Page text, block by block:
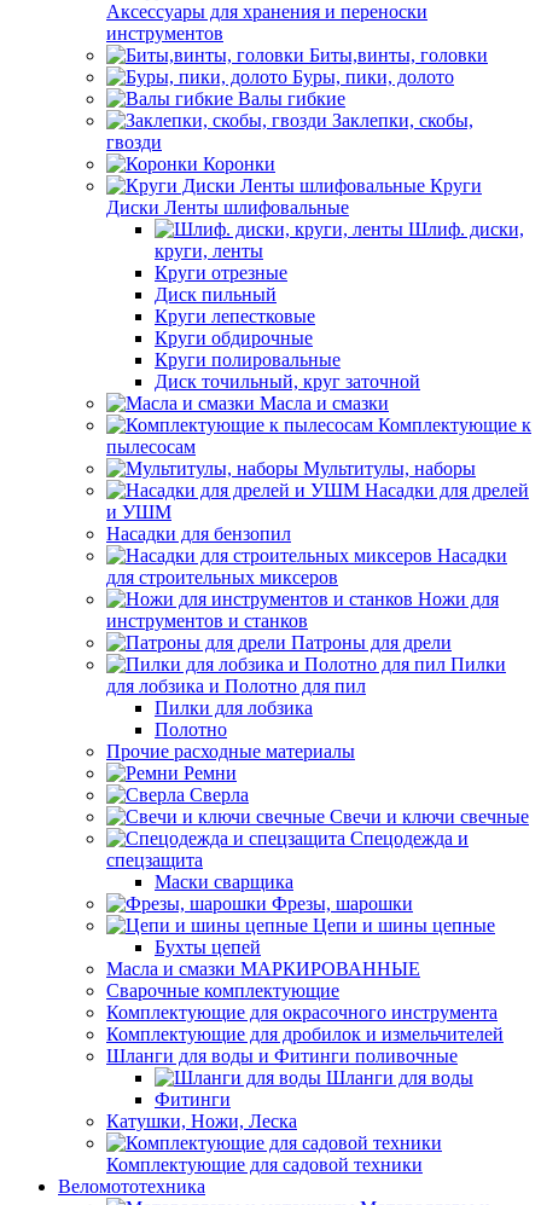
Аксессуары для хранения и переноски
инструментов
Биты,винты, головки
Буры, пики, долото
Валы гибкие
Заклепки, скобы,
гвозди
Коронки
Круги
Диски Ленты шлифовальные
Шлиф. диски,
круги, ленты
Круги отрезные
Диск пильный
Круги лепестковые
Круги обдирочные
Круги полировальные
Диск точильный, круг заточной
Масла и смазки
Комплектующие к
пылесосам
Мультитулы, наборы
Насадки для дрелей
и УШМ
Насадки для бензопил
Насадки
для строительных миксеров
Ножи для
инструментов и станков
Патроны для дрели
Пилки
для лобзика и Полотно для пил
Пилки для лобзика
Полотно
Прочие расходные материалы
Ремни
Сверла
Свечи и ключи свечные
Спецодежда и
спецзащита
Маски сварщика
Фрезы, шарошки
Цепи и шины цепные
Бухты цепей
Масла и смазки МАРКИРОВАННЫЕ
Сварочные комплектующие
Комплектующие для окрасочного инструмента
Комплектующие для дробилок и измельчителей
Шланги для воды и Фитинги поливочные
Шланги для воды
Фитинги
Катушки, Ножи, Леска
Комплектующие для садовой техники
Веломототехника